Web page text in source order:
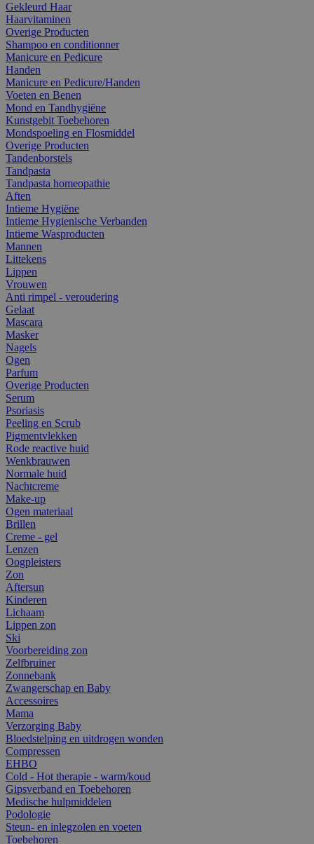
Gekleurd Haar
Haarvitaminen
Overige Producten
Shampoo en conditionner
Manicure en Pedicure
Handen
Manicure en Pedicure/Handen
Voeten en Benen
Mond en Tandhygiëne
Kunstgebit Toebehoren
Mondspoeling en Flosmiddel
Overige Producten
Tandenborstels
Tandpasta
Tandpasta homeopathie
Aften
Intieme Hygiëne
Intieme Hygienische Verbanden
Intieme Wasproducten
Mannen
Littekens
Lippen
Vrouwen
Anti rimpel - veroudering
Gelaat
Mascara
Masker
Nagels
Ogen
Parfum
Overige Producten
Serum
Psoriasis
Peeling en Scrub
Pigmentvlekken
Rode reactive huid
Wenkbrauwen
Normale huid
Nachtcreme
Make-up
Ogen materiaal
Brillen
Creme - gel
Lenzen
Oogpleisters
Zon
Aftersun
Kinderen
Lichaam
Lippen zon
Ski
Voorbereiding zon
Zelfbruiner
Zonnebank
Zwangerschap en Baby
Accessoires
Mama
Verzorging Baby
Bloedstelping en uitdrogen wonden
Compressen
EHBO
Cold - Hot therapie - warm/koud
Gipsverband en Toebehoren
Medische hulpmiddelen
Podologie
Steun- en inlegzolen en voeten
Toebehoren